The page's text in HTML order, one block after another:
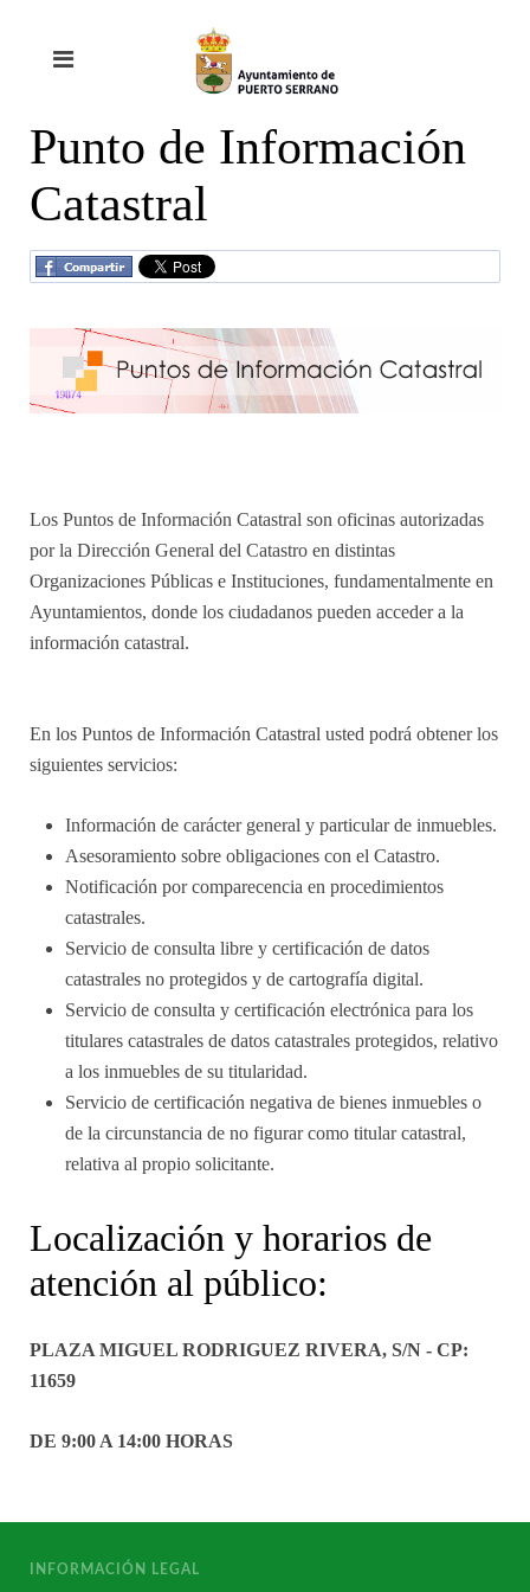
Punto de Información
Catastral
Los Puntos de Información Catastral son oficinas autorizadas
por la Dirección General del Catastro en distintas
Organizaciones Públicas e Instituciones, fundamentalmente en
Ayuntamientos, donde los ciudadanos pueden acceder a la
información catastral.
En los Puntos de Información Catastral usted podrá obtener los
siguientes servicios:
Información de carácter general y particular de inmuebles.
Asesoramiento sobre obligaciones con el Catastro.
Notificación por comparecencia en procedimientos
catastrales.
Servicio de consulta libre y certificación de datos
catastrales no protegidos y de cartografía digital.
Servicio de consulta y certificación electrónica para los
titulares catastrales de datos catastrales protegidos, relativo
a los inmuebles de su titularidad.
Servicio de certificación negativa de bienes inmuebles o
de la circunstancia de no figurar como titular catastral,
relativa al propio solicitante.
Localización y horarios de
atención al público:
PLAZA MIGUEL RODRIGUEZ RIVERA, S/N - CP:
11659
DE 9:00 A 14:00 HORAS
INFORMACIÓN LEGAL